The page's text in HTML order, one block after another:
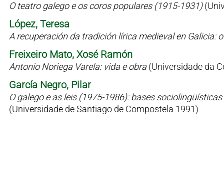
O teatro galego e os coros populares (1915-1931)
López, Teresa
A recuperación da tradición lírica medieval en Galicia:
Freixeiro Mato, Xosé Ramón
Antonio Noriega Varela: vida e obra (Universidade da
García Negro, Pilar
O galego e as leis (1975-1986): bases
(Universidade de Santiago de Compostela 1991)